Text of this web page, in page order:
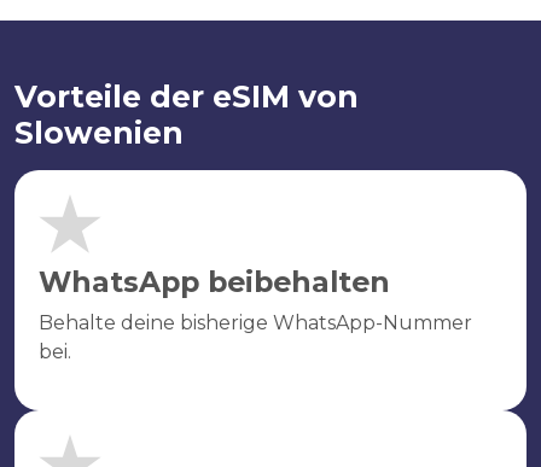
Vorteile der eSIM von
Slowenien
WhatsApp beibehalten
Behalte deine bisherige WhatsApp-Nummer
bei.